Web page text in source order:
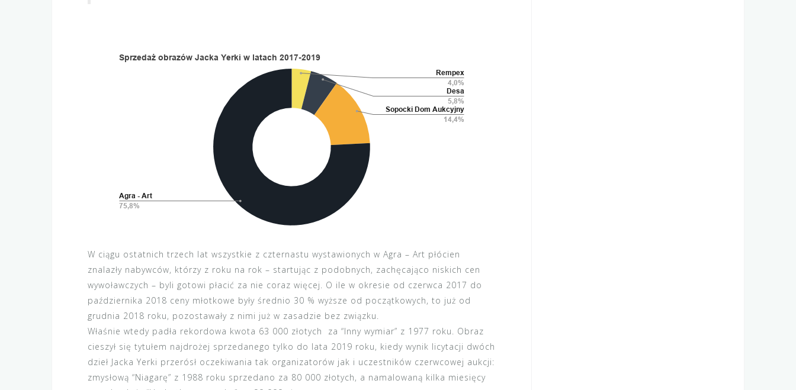
W ciągu ostatnich trzech lat wszystkie z czternastu wystawionych w Agra – Art płócien
znalazły nabywców, którzy z roku na rok – startując z podobnych, zachęcająco niskich cen
wywoławczych – byli gotowi płacić za nie coraz więcej. O ile w okresie od czerwca 2017 do
października 2018 ceny młotkowe były średnio 30 % wyższe od początkowych, to już od
grudnia 2018 roku, pozostawały z nimi już w zasadzie bez związku.
Właśnie wtedy padła rekordowa kwota 63 000 złotych za “Inny wymiar” z 1977 roku. Obraz
cieszył się tytułem najdrożej sprzedanego tylko do lata 2019 roku, kiedy wynik licytacji dwóch
dzieł Jacka Yerki przerósł oczekiwania tak organizatorów jak i uczestników czerwcowej aukcji:
zmysłową “Niagarę” z 1988 roku sprzedano za 80 000 złotych, a namalowaną kilka miesięcy